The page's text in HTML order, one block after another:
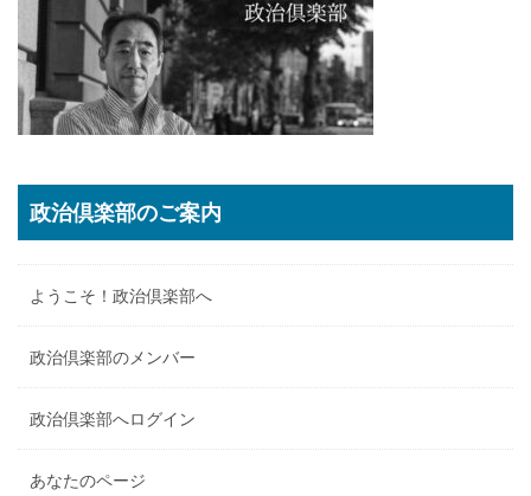
政治倶楽部のご案内
ようこそ！政治倶楽部へ
政治倶楽部のメンバー
政治倶楽部へログイン
あなたのページ